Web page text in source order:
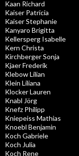
Kaan Richard
Kaiser Patricia
Kaiser Stephanie
Kanyaro Brigitta
Kellersperg Isabelle
Kern Christa
Kirchberger Sonja
Kjaer Frederik
Klebow Lilian
Klein Liliana
Klocker Lauren
Knabl Jörg
Knefz Philipp
Kniepeiss Mathias
Knoebl Benjamin
Koch Gabriele
Koch Julia
Koch Rene